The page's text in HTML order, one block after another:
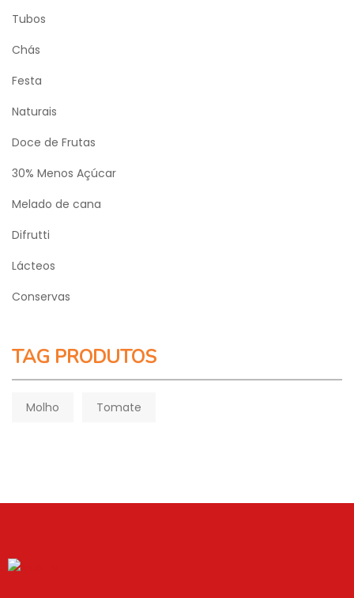
Tubos
Chás
Festa
Naturais
Doce de Frutas
30% Menos Açúcar
Melado de cana
Difrutti
Lácteos
Conservas
TAG PRODUTOS
Molho Tomate